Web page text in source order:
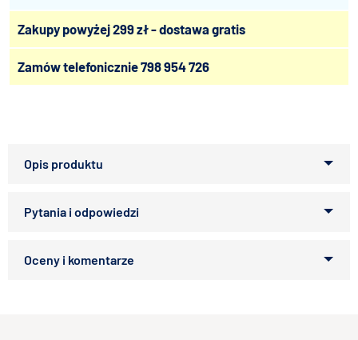
Zakupy powyżej 299 zł - dostawa gratis
Zamów telefonicznie798 954 726
Zapytaj o produkt